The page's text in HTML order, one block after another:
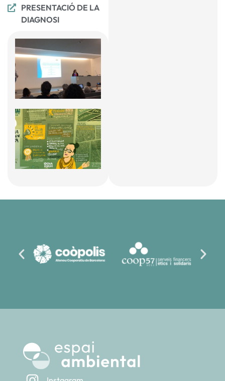
PRESENTACIÓ DE LA
DIAGNOSI